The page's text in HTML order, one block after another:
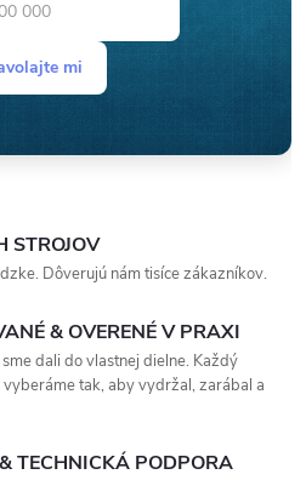
mi
STROJOV
Dôverujú nám tisíce zákazníkov.
& OVERENÉ V PRAXI
dali do vlastnej dielne. Každý
tak, aby vydržal, zarábal a
TECHNICKÁ PODPORA